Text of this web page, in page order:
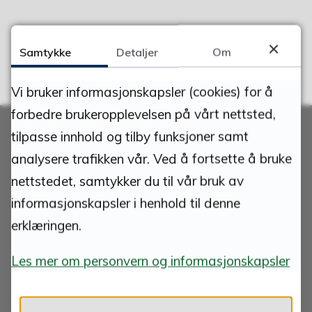
Skriv til oss
Postboks 24,
2851 Lena
E-postadresse:postmottak@ototen.no
Samtykke Detaljer Om
Vi bruker informasjonskapsler (cookies) for å
forbedre brukeropplevelsen på vårt nettsted,
tilpasse innhold og tilby funksjoner samt
analysere trafikken vår. Ved å fortsette å bruke
nettstedet, samtykker du til vår bruk av
informasjonskapsler i henhold til denne
erklæringen.
Les mer om personvern og informasjonskapsler